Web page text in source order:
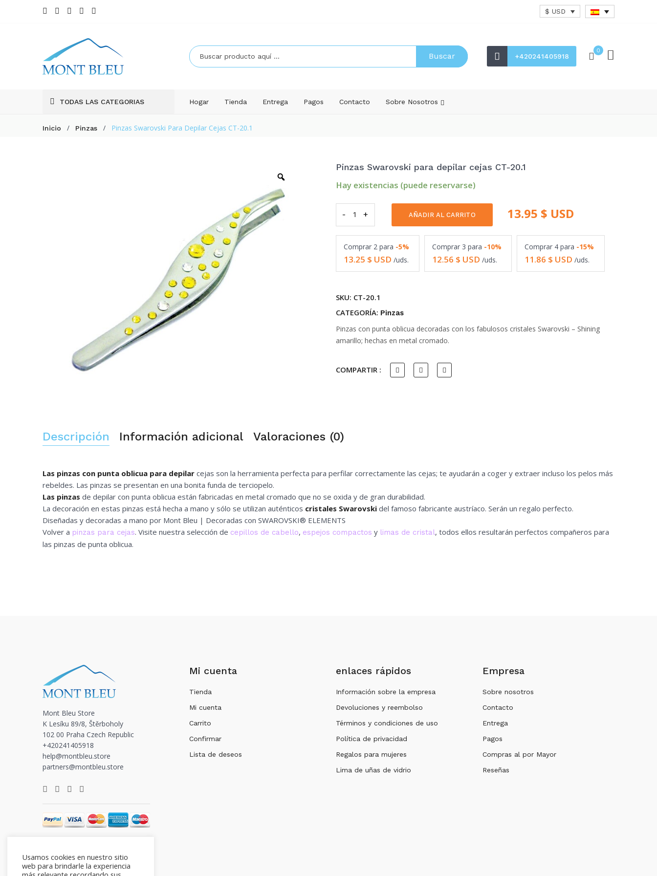
$ USD
Buscar +420241405918
0
TODAS LAS CATEGORIAS Hogar Tienda Entrega Pagos Contacto Sobre Nosotros
Inicio / Pinzas / Pinzas Swarovski Para Depilar Cejas CT-20.1
Pinzas Swarovski para depilar cejas CT-20.1
Hay existencias (puede reservarse)
-
Pinzas
Swarovski
depilar
cejas
quantity
+ AÑADIR AL CARRITO 13.95 $ USD
Comprar 2 para -5%
13.25 $ USD /uds.
Comprar 3 para -10%
12.56 $ USD /uds.
Comprar 4 para -15%
11.86 $ USD /uds.
SKU: CT-20.1
CATEGORÍA: Pinzas
Pinzas con punta oblicua decoradas con los fabulosos cristales Swarovski – Shining
amarillo; hechas en metal cromado.
COMPARTIR :
Descripción Información adicional Valoraciones (0)
Las pinzas con punta oblicua para depilar cejas son la herramienta perfecta para perfilar correctamente las cejas; te ayudarán a coger y extraer incluso los pelos más
rebeldes. Las pinzas se presentan en una bonita funda de terciopelo.
Las pinzas de depilar con punta oblicua están fabricadas en metal cromado que no se oxida y de gran durabilidad.
La decoración en estas pinzas está hecha a mano y sólo se utilizan auténticos cristales Swarovski del famoso fabricante austríaco. Serán un regalo perfecto.
Diseñadas y decoradas a mano por Mont Bleu | Decoradas con SWAROVSKI® ELEMENTS
Volver a pinzas para cejas. Visite nuestra selección de cepillos de cabello, espejos compactos y limas de cristal, todos ellos resultarán perfectos compañeros para
las pinzas de punta oblicua.
Mont Bleu Store
K Lesíku 89/8, Štěrboholy
102 00 Praha Czech Republic
+420241405918
help@montbleu.store
partners@montbleu.store
Mi cuenta
Tienda
Mi cuenta
Carrito
Confirmar
Lista de deseos
enlaces rápidos
Información sobre la empresa
Devoluciones y reembolso
Términos y condiciones de uso
Política de privacidad
Regalos para mujeres
Lima de uñas de vidrio
Empresa
Sobre nosotros
Contacto
Entrega
Pagos
Compras al por Mayor
Reseñas
Usamos cookies en nuestro sitio
web para brindarle la experiencia